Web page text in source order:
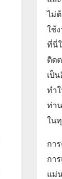
ไม่ต้
ใช้
ที่นี่
ติด
เป็
ทำ
ท่า
ใน
กา
กา
แม่